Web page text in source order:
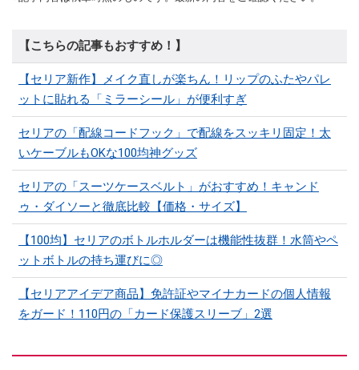
【こちらの記事もおすすめ！】
【セリア新作】メイク直しが楽ちん！リップのふたやパレ
ットに貼れる「ミラーシール」が便利すぎ
セリアの「配線コードフック」で配線をスッキリ固定！太
いケーブルもOKな100均神グッズ
セリアの「スーツケースベルト」がおすすめ！キャンド
ゥ・ダイソーと徹底比較【価格・サイズ】
【100均】セリアのボトルホルダーは機能性抜群！水筒やペ
ットボトルの持ち運びに◎
【セリアアイデア商品】免許証やマイナカードの個人情報
をガード！110円の「カード保護スリーブ」2選